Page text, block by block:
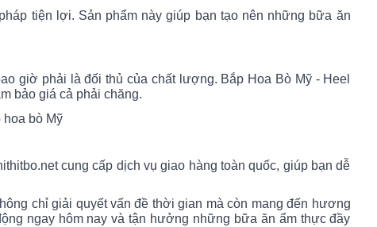
tiện lợi. Sản phẩm này giúp bạn tạo nên những bữa ăn
giờ phải là đối thủ của chất lượng. Bắp Hoa Bò Mỹ - Heel
bảo giá cả phải chăng.
cung cấp dịch vụ giao hàng toàn quốc, giúp bạn dễ
chỉ giải quyết vấn đề thời gian mà còn mang đến hương
ngay hôm nay và tận hưởng những bữa ăn ẩm thực đầy